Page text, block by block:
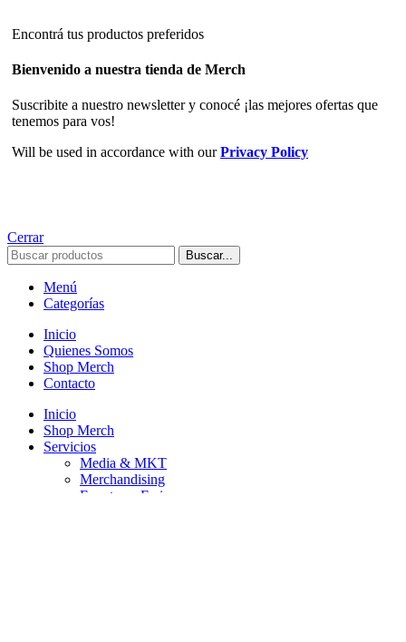
Encontrá tus productos preferidos
Bienvenido a nuestra tienda de Merch
Suscribite a nuestro newsletter y conocé ¡las mejores ofertas que
tenemos para vos!
Will be used in accordance with ourPrivacy Policy
Cerrar
Buscar...
Menú
Categorías
Inicio
Quienes Somos
Shop Merch
Contacto
Inicio
Shop Merch
Servicios
Media & MKT
Merchandising
Eventos y Ferias